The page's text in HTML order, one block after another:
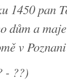
1450 pan
dům a
v
- ??)